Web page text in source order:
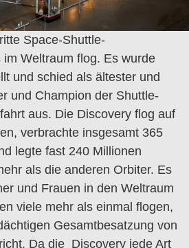
Space-Shuttle-
Weltraum flog. Es wurde
und schied als ältester und
und Champion der Shuttle-
aus. Die Discovery flog auf
verbrachte insgesamt 365
legte fast 240 Millionen
als die anderen Orbiter. Es
und Frauen in den Weltraum
viele mehr als einmal flogen,
Gesamtbesatzung von
Da die Discovery jede Art